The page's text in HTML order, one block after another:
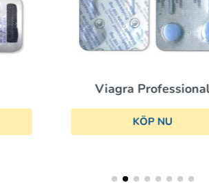
Viagra
KÖP NU